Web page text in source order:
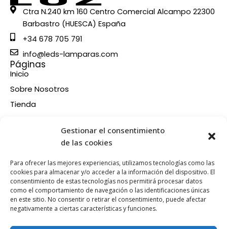
Gestionar el consentimiento
de las cookies
Para ofrecer las mejores experiencias, utilizamos tecnologías como las
cookies para almacenar y/o acceder a la información del dispositivo. El
consentimiento de estas tecnologías nos permitirá procesar datos
como el comportamiento de navegación o las identificaciones únicas
en este sitio. No consentir o retirar el consentimiento, puede afectar
negativamente a ciertas características y funciones.
Ctra N.240 km 160 Centro Comercial Alcampo 22300
Barbastro (HUESCA) España
+34 678 705 791
info@leds-lamparas.com
Páginas
Inicio
Sobre Nosotros
Tienda
Información
Condiciones de compra
Política de devoluciones y reembolsos
Política de cookies
Síganos en nuestras RRSS